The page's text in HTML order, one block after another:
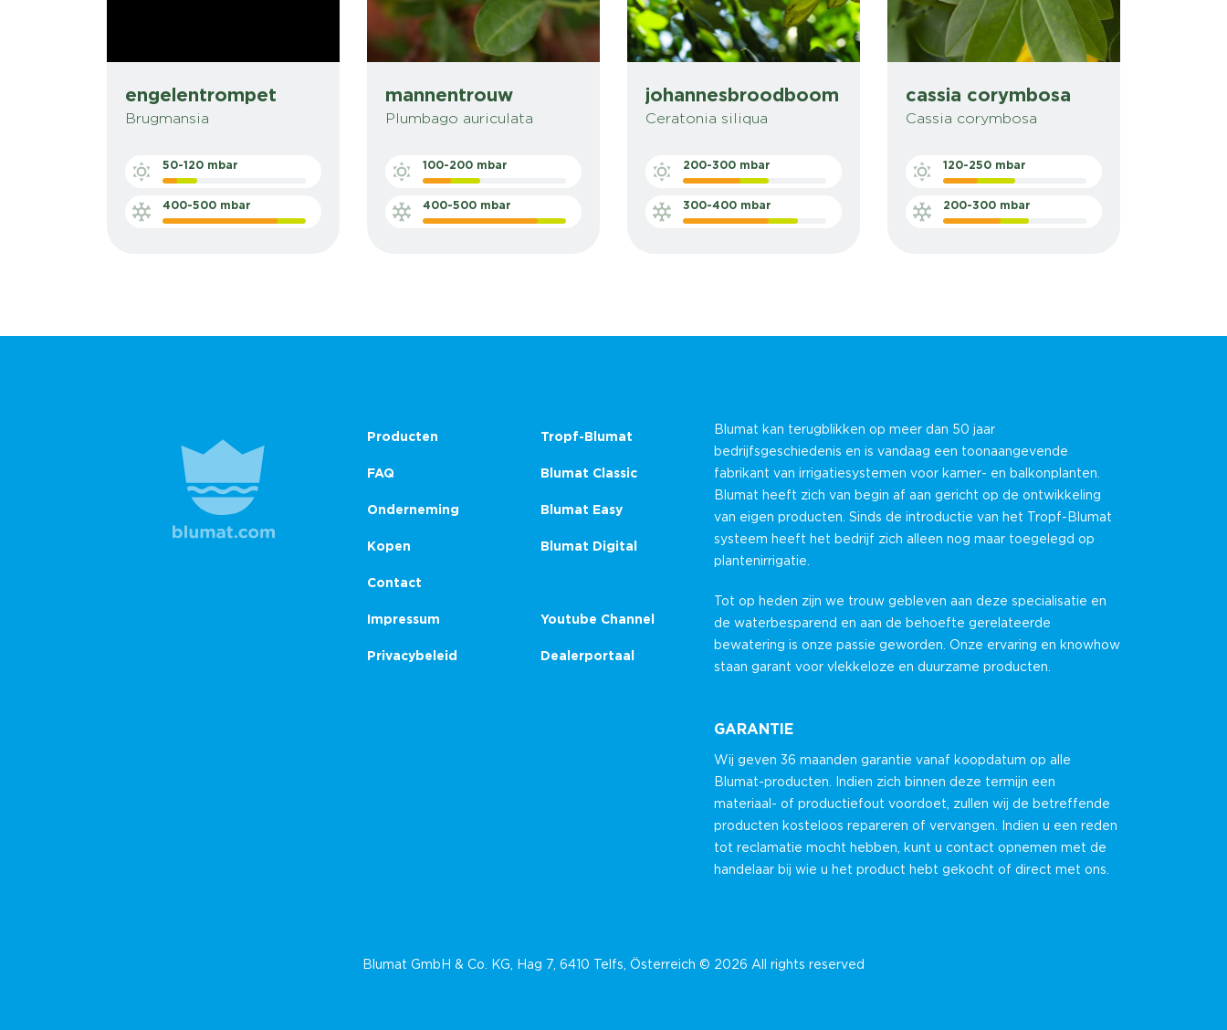
engelentrompet
Brugmansia
50-120 mbar
400-500 mbar
mannentrouw
Plumbago auriculata
100-200 mbar
400-500 mbar
johannesbroodboom
Ceratonia siliqua
200-300 mbar
300-400 mbar
cassia corymbosa
Cassia corymbosa
120-250 mbar
200-300 mbar
Producten
FAQ
Onderneming
Kopen
Contact
Impressum
Privacybeleid
Tropf-Blumat
Blumat Classic
Blumat Easy
Blumat Digital
Youtube Channel
Dealerportaal
Blumat kan terugblikken op meer dan 50 jaar
bedrijfsgeschiedenis en is vandaag een toonaangevende
fabrikant van irrigatiesystemen voor kamer- en balkonplanten.
Blumat heeft zich van begin af aan gericht op de ontwikkeling
van eigen producten. Sinds de introductie van het Tropf-Blumat
systeem heeft het bedrijf zich alleen nog maar toegelegd op
plantenirrigatie.
Tot op heden zijn we trouw gebleven aan deze specialisatie en
de waterbesparend en aan de behoefte gerelateerde
bewatering is onze passie geworden. Onze ervaring en knowhow
staan garant voor vlekkeloze en duurzame producten.
GARANTIE
Wij geven 36 maanden garantie vanaf koopdatum op alle
Blumat-producten. Indien zich binnen deze termijn een
materiaal- of productiefout voordoet, zullen wij de betreffende
producten kosteloos repareren of vervangen. Indien u een reden
tot reclamatie mocht hebben, kunt u contact opnemen met de
handelaar bij wie u het product hebt gekocht of direct met ons.
Blumat GmbH & Co. KG, Hag 7, 6410 Telfs, Österreich © 2026 All rights reserved